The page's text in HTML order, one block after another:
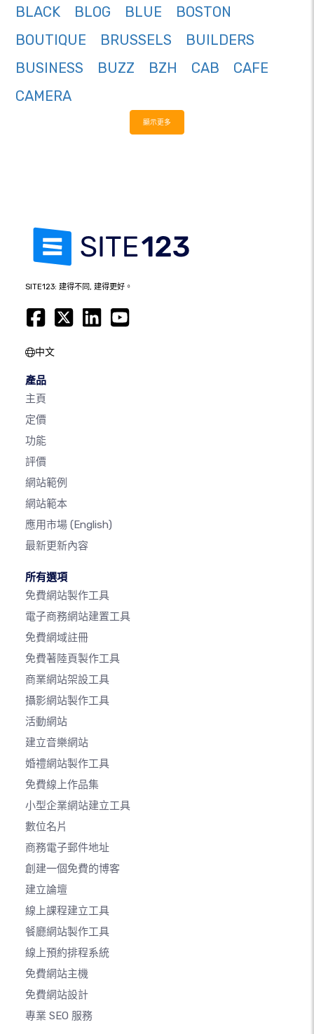
BLACK
BLOG BLUE
BOSTON
BOUTIQUE
BRUSSELS
BUILDERS
BUSINESS
BUZZ BZH CAB
CAFE
CAMERA
顯示更多
SITE123: 建得不同, 建得更好。
中文
產品
主頁
定價
功能
評價
網站範例
網站範本
應用市場 (English)
最新更新內容
所有選項
免費網站製作工具
電子商務網站建置工具
免費網域註冊
免費著陸頁製作工具
商業網站架設工具
攝影網站製作工具
活動網站
建立音樂網站
婚禮網站製作工具
免費線上作品集
小型企業網站建立工具
數位名片
商務電子郵件地址
創建一個免費的博客
建立論壇
線上課程建立工具
餐廳網站製作工具
線上預約排程系統
免費網站主機
免費網站設計
專業 SEO 服務